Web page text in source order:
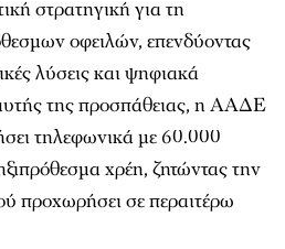
στρατηγική για τη
οφειλών, επενδύοντας
λύσεις και ψηφιακά
της προσπάθειας, η ΑΑΔΕ
τηλεφωνικά με 60.000
χρέη, ζητώντας την
προχωρήσει σε περαιτέρω